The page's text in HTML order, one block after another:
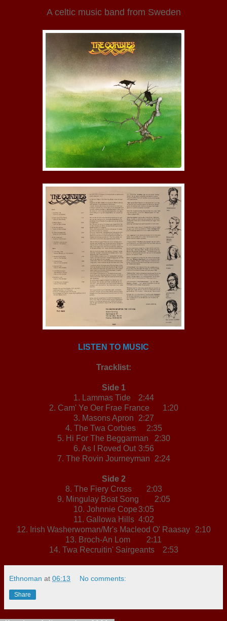
A celtic music band from Sweden
LISTEN TO MUSIC
Tracklist:
Side 1
1. Lammas Tide
2:44
2. Cam' Ye Oer Frae France
1:20
3. Masons Apron
2:27
4. The Twa Corbies
2:35
5. Hi For The Beggarman
2:30
6. As I Roved Out 3:56
7. The Rovin Journeyman
2:24
Side 2
8. The Fiery Cross
2:03
9. Mingulay Boat Song
2:05
10. Johnnie Cope3:05
11. Gallowa Hills 4:02
12. Irish Washerwoman/Mr's Macleod O' Raasay
2:10
13. Broch-An Lom
2:11
14. Twa Recruitin' Sairgeants
2:53
Ethnoman at 06:13 No comments:
Share